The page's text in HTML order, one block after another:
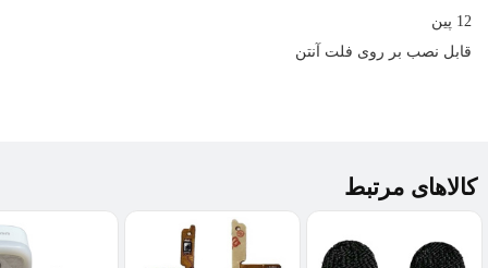
12 پین
قابل نصب بر روی فلت آنتن
کالاهای مرتبط